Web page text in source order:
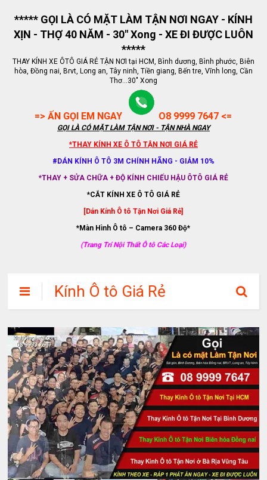
***** GỌI LÀ CÓ MẶT LÀM TẬN NƠI NGAY - KÍNH
XỊN - THỢ 40 NĂM - 30" Xong - XE ĐI ĐƯỢC LUÔN
*****
THAY KÍNH XE ÔTÔ GIÁ RẺ TẬN NƠI tại HCM, Bình dương, Bình phước, Biên
hòa, Đồng nai, Brvt, Long an, Tây ninh, Tiền giang, Bến tre, Vĩnh long, Cần
Thơ...30" Xong
=> ẤN GỌI EM NGAY O8 9999 7647 <=
GỌI LÀ CÓ MẶT LÀM TẬN NƠI - TẬN NHÀ NGAY
*THAY KÍNH XE Ô TÔ TẬN NƠI GIÁ RẺ
#DÁN KÍNH Ô TÔ 3M CHÍNH HÃNG - GIẢM 10%
*THAY + SỬA CHỮA + ĐỘ KÍNH CHIẾU HẬU ÔTÔ GIÁ RẺ
*CẮT KÍNH XE Ô TÔ GIÁ RẺ
[Dán Kính Ô tô Tận Nơi Giá Rẻ]
*Màn Hình Ô tô – Camera 360 Độ*
(Trang Trí Nội Thất Ô tô Các Loại)
Kính Ô tô Giá Rẻ